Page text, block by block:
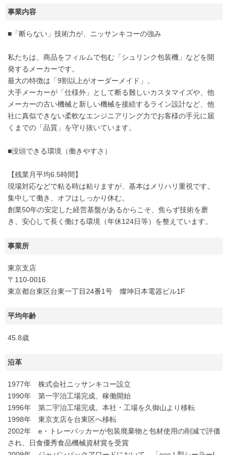
事業内容
■「断らない」技術力が、ニッサンキコーの強み
私たちは、商品をフィルムで包む「シュリンク包装機」などを開
発するメーカーです。
最大の特徴は「9割以上がオーダーメイド」。
大手メーカーが「仕様外」として断る難しいカスタマイズや、他
メーカーの古い機械と新しい機械を接続するライン設計など、他
社に真似できない柔軟なエンジニアリング力でお客様の手元に届
くまでの「品質」を守り抜いています。
■没頭できる環境（働きやすさ）
【残業月平均6.5時間】
現場対応などで粘る時は粘りますが、基本はメリハリ重視です。
集中して働き、オフはしっかり休む。
創業50年の安定した経営基盤があるからこそ、焦らず技術を磨
き、安心して長く働ける環境（年休124日等）を整えています。
事業所
東京支店
〒110-0016
東京都台東区台東一丁目24番1号 燦坤日本電器ビル1F
平均年齢
45.8歳
沿革
1977年 株式会社ニッサンキコー設立
1990年 第一宇治工場完成、稼働開始
1996年 第二宇治工場完成。本社・工場を久御山より移転
1998年 東京支店を台東区へ移転
2002年 e・トレーパッカーが包装廃棄物と包材使用の削減で評価
され、日食優秀食品機械資材賞を受賞